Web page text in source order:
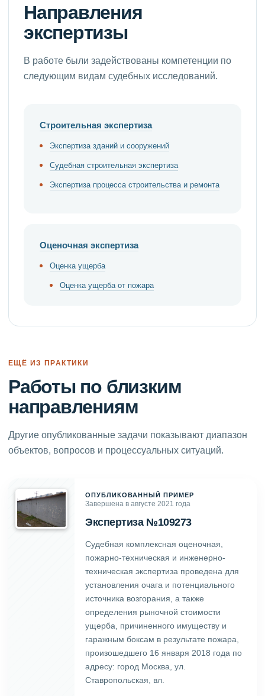
Направления
экспертизы
В работе были задействованы компетенции по
следующим видам судебных исследований.
Строительная экспертиза
Экспертиза зданий и сооружений
Судебная строительная экспертиза
Экспертиза процесса строительства и ремонта
Оценочная экспертиза
Оценка ущерба
Оценка ущерба от пожара
ЕЩЁ ИЗ ПРАКТИКИ
Работы по близким
направлениям
Другие опубликованные задачи показывают диапазон
объектов, вопросов и процессуальных ситуаций.
ОПУБЛИКОВАННЫЙ ПРИМЕР
Завершена в августе 2021 года
Экспертиза №109273
Судебная комплексная оценочная,
пожарно-техническая и инженерно-
техническая экспертиза проведена для
установления очага и потенциального
источника возгорания, а также
определения рыночной стоимости
ущерба, причиненного имуществу и
гаражным боксам в результате пожара,
произошедшего 16 января 2018 года по
адресу: город Москва, ул.
Ставропольская, вл.